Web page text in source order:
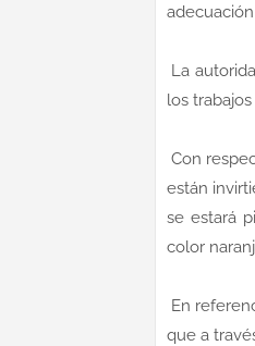
La
los
Con
están
se estará
color
En
que a